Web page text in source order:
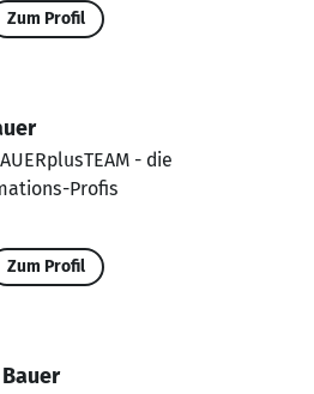
Zum Profil
- die
Profis
Zum Profil